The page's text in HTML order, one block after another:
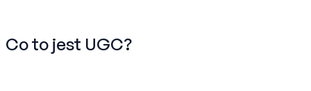
Co to jest UGC?